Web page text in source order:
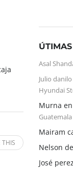
THIS
Asal
Julio
Hyundai
Murna en
Guatemala
Mairam
Nelson
José perez